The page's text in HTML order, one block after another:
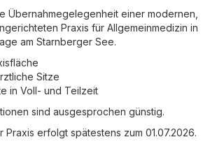
Übernahmegelegenheit einer modernen,
Praxis für Allgemeinmedizin in
am Starnberger See.
Sitze
in Voll- und Teilzeit
sind ausgesprochen günstig.
erfolgt spätestens zum 01.07.2026.